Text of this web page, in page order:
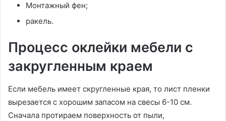
Монтажный фен;
ракель.
Процесс оклейки мебели с
закругленным краем
Если мебель имеет скругленные края, то лист пленки
вырезается с хорошим запасом на свесы 6-10 см.
Сначала протираем поверхность от пыли,